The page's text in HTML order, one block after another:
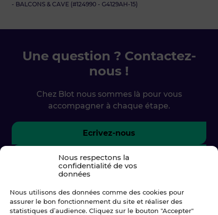
Nous respectons la
confidentialité de vos
données
Nous utilisons des données comme des cookies pour
assurer le bon fonctionnement du site et réaliser des
statistiques d’audience. Cliquez sur le bouton "Accepter"
- BALCONS & CAVE (#124990 - G4129AH-15)
Une question ? Contactez-
nous !
Chez Blot nous sommes là pour vous
accompagner à chaque étape.
Ecrivez-nous
02 99 79 33 34